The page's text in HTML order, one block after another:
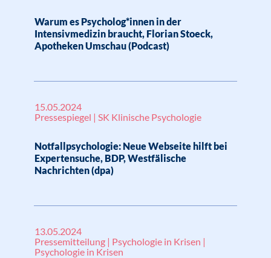
Warum es Psycholog*innen in der
Intensivmedizin braucht, Florian Stoeck,
Apotheken Umschau (Podcast)
15.05.2024
Pressespiegel | SK Klinische Psychologie
Notfallpsychologie: Neue Webseite hilft bei
Expertensuche, BDP, Westfälische
Nachrichten (dpa)
13.05.2024
Pressemitteilung | Psychologie in Krisen |
Psychologie in Krisen